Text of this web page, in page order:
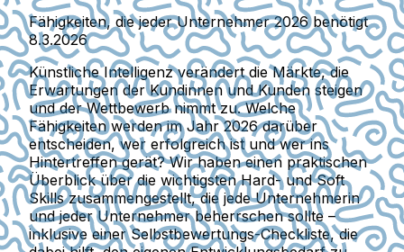
Fähigkeiten, die jeder Unternehmer 2026 benötigt
8.3.2026
Künstliche Intelligenz verändert die Märkte, die
Erwartungen der Kundinnen und Kunden steigen
und der Wettbewerb nimmt zu. Welche
Fähigkeiten werden im Jahr 2026 darüber
entscheiden, wer erfolgreich ist und wer ins
Hintertreffen gerät? Wir haben einen praktischen
Überblick über die wichtigsten Hard- und Soft
Skills zusammengestellt, die jede Unternehmerin
und jeder Unternehmer beherrschen sollte –
inklusive einer Selbstbewertungs-Checkliste, die